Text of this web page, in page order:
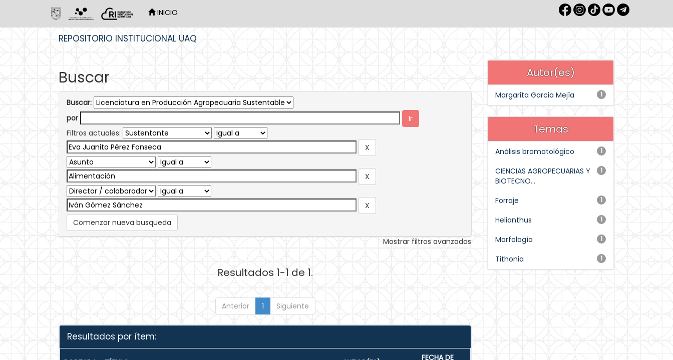
INICIO
REPOSITORIO INSTITUCIONAL UAQ
Buscar
Buscar:
por
Filtros actuales:
Comenzar nueva busqueda
Mostrar filtros avanzados
Resultados 1-1 de 1.
Anterior 1 Siguiente
Resultados por ítem:
FECHA DE
Autor(es)
1
Margarita Garcia Mejía
Temas
1
Análisis bromatológico
1
CIENCIAS AGROPECUARIAS Y
BIOTECNO...
1
Forraje
1
Helianthus
1
Morfología
1
Tithonia